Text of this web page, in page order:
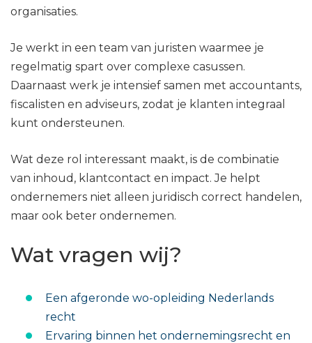
organisaties.
Je werkt in een team van juristen waarmee je
regelmatig spart over complexe casussen.
Daarnaast werk je intensief samen met accountants,
fiscalisten en adviseurs, zodat je klanten integraal
kunt ondersteunen.
Wat deze rol interessant maakt, is de combinatie
van inhoud, klantcontact en impact. Je helpt
ondernemers niet alleen juridisch correct handelen,
maar ook beter ondernemen.
Wat vragen wij?
Een afgeronde wo-opleiding Nederlands
recht
Ervaring binnen het ondernemingsrecht en